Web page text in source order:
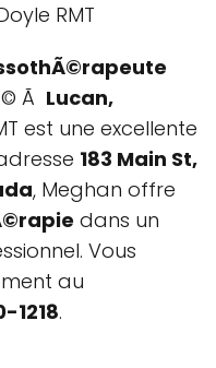
RMT
Ã Lucan,
est une excellente
183 Main St,
, Meghan offre
dans un
Vous
au
1218.